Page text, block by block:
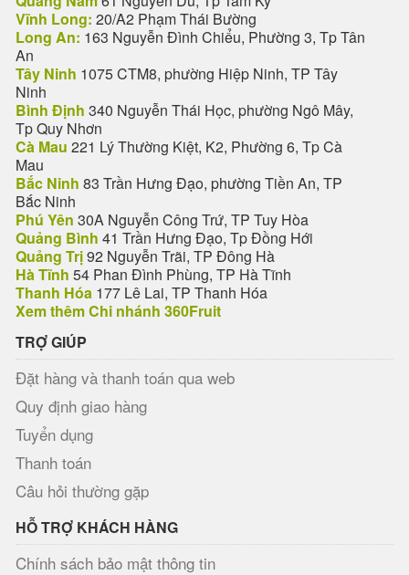
Vĩnh Long: 20/A2 Phạm Thái Bường
Long An: 163 Nguyễn Đình Chiểu, Phường 3, Tp Tân
An
Tây Ninh 1075 CTM8, phường Hiệp Ninh, TP Tây
Ninh
Bình Định 340 Nguyễn Thái Học, phường Ngô Mây,
Tp Quy Nhơn
Cà Mau 221 Lý Thường Kiệt, K2, Phường 6, Tp Cà
Mau
Bắc Ninh 83 Trần Hưng Đạo, phường Tiền An, TP
Bắc Ninh
Phú Yên 30A Nguyễn Công Trứ, TP Tuy Hòa
Quảng Bình 41 Trần Hưng Đạo, Tp Đồng Hới
Quảng Trị92 Nguyễn Trãi, TP Đông Hà
Hà Tĩnh 54 Phan Đình Phùng, TP Hà Tĩnh
Thanh Hóa 177 Lê Lai, TP Thanh Hóa
Xem thêm Chi nhánh 360Fruit
TRỢ GIÚP
Đặt hàng và thanh toán qua web
Quy định giao hàng
Tuyển dụng
Thanh toán
Câu hỏi thường gặp
HỖ TRỢ KHÁCH HÀNG
Chính sách bảo mật thông tin